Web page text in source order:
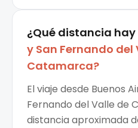
¿Qué distancia
y San Fernando del
Catamarca?
El viaje desde Buenos
Fernando del Valle de
distancia aproximada